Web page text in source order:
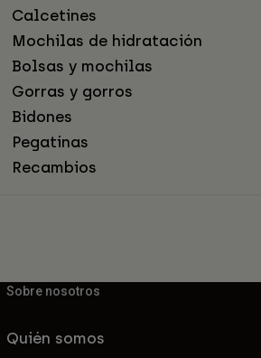
Calcetines
Mochilas de hidratación
Bolsas y mochilas
Gorras y gorros
Bidones
Pegatinas
Recambios
Sobre nosotros
Quién somos